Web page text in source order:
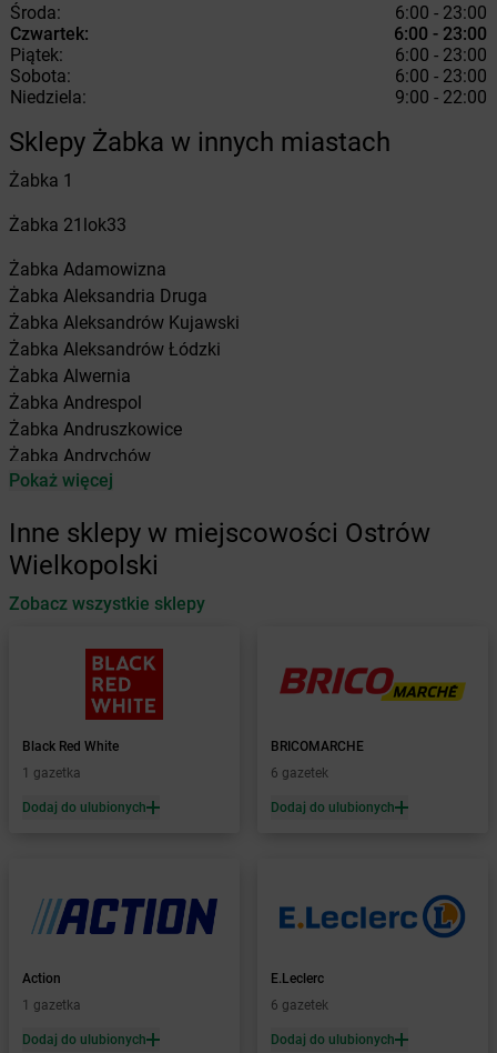
Środa:
6:00 - 23:00
Czwartek:
6:00 - 23:00
Piątek:
6:00 - 23:00
Sobota:
6:00 - 23:00
Niedziela:
9:00 - 22:00
Sklepy Żabka w innych miastach
Żabka 1
Żabka 21lok33
Żabka Adamowizna
Żabka Aleksandria Druga
Żabka Aleksandrów Kujawski
Żabka Aleksandrów Łódzki
Żabka Alwernia
Żabka Andrespol
Żabka Andruszkowice
Żabka Andrychów
Żabka Antonie
Żabka Automat
Żabka Babica
Żabka Babice Nowe
Baborów
Baboszewo
Bachowice
Żabka Bądkowo
Żabka Bąków
Żabka
Żabka Barcin
Żabka Barczewo
Żabka
Żabka Barniewice
Żabka Bartąg
Pokaż więcej
Inne sklepy w miejscowości Ostrów
Wielkopolski
Zobacz wszystkie sklepy
Black Red White
1 gazetka
Dodaj do ulubionych
BRICOMARCHE
6 gazetek
Dodaj do ulubionych
Action
1 gazetka
Dodaj do ulubionych
E.Leclerc
6 gazetek
Dodaj do ulubionych